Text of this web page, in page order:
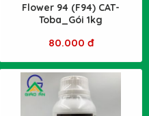
Flower 94 (F94) CAT-
Toba_Gói 1kg
80.000 đ